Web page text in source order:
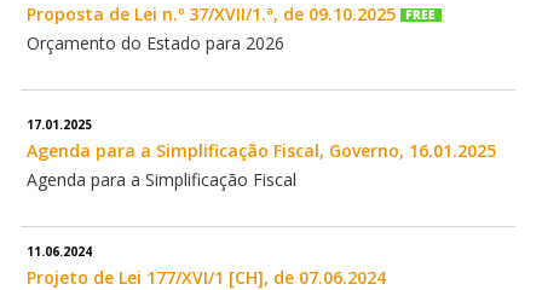
Proposta de Lei n.º 37/XVII/1.ª, de 09.10.2025
Orçamento do Estado para 2026
17.01.2025
Agenda para a Simplificação Fiscal, Governo, 16.01.2025
Agenda para a Simplificação Fiscal
11.06.2024
Projeto de Lei 177/XVI/1 [CH], de 07.06.2024